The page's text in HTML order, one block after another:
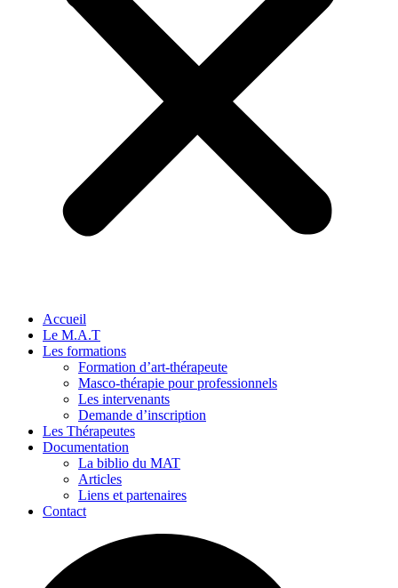
Accueil
Le M.A.T
Les formations
Formation d’art-thérapeute
Masco-thérapie pour professionnels
Les intervenants
Demande d’inscription
Les Thérapeutes
Documentation
La biblio du MAT
Articles
Liens et partenaires
Contact